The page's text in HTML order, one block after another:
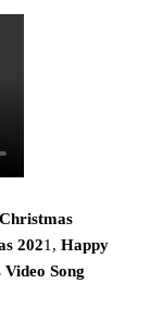
2021, Happy
Song